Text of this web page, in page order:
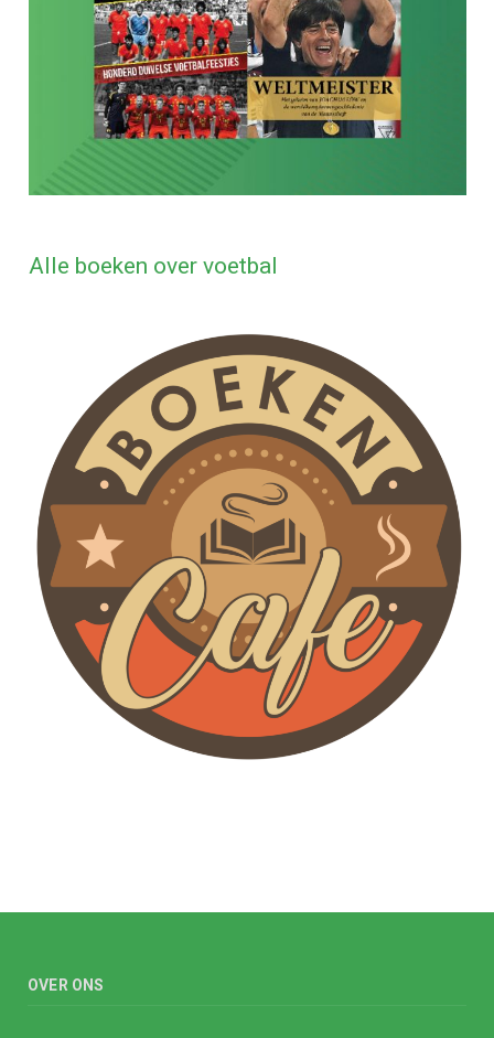
Alle boeken over voetbal
OVER ONS